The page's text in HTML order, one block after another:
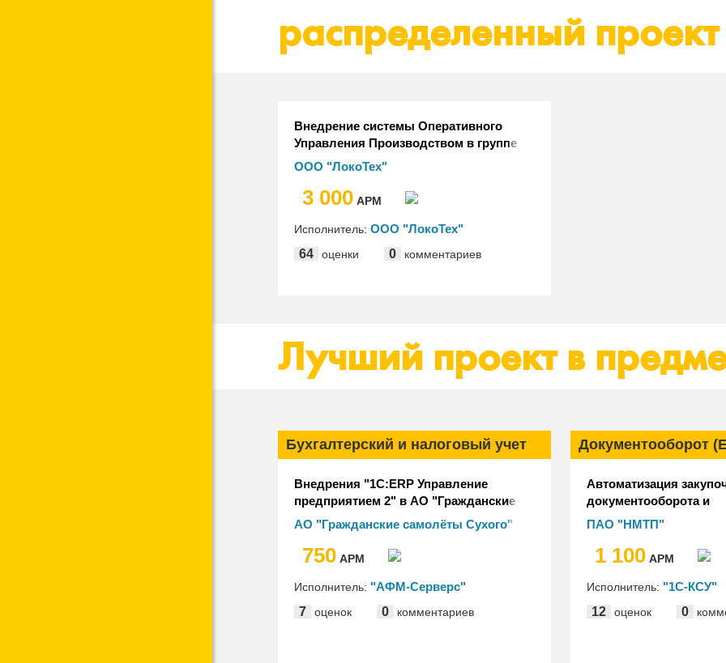
распределенный проект
Внедрение системы Оперативного
Управления Производством в группе
компаний "ЛокоТех"
ООО "ЛокоТех"
3 000 АРМ
Исполнитель: ООО "ЛокоТех"
64
оценки 0 комментариев
Лучший проект в
Бухгалтерский и налоговый учет
Внедрения "1С:ERP Управление
предприятием 2" в АО "Гражданские
самолёты Сухого"
АО "Гражданские самолёты Сухого"
750 АРМ
Исполнитель: "АФМ-Серверс"
7
оценок 0 комментариев
Документооборот
Автоматизация
документооборота и
документационного
ПАО "НМТП"
1 100 АРМ
Исполнитель: "1С-КСУ"
12
оценок 0